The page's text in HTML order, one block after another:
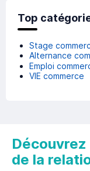
Top
Stage
Alternance
Emploi
VIE commerce
de la